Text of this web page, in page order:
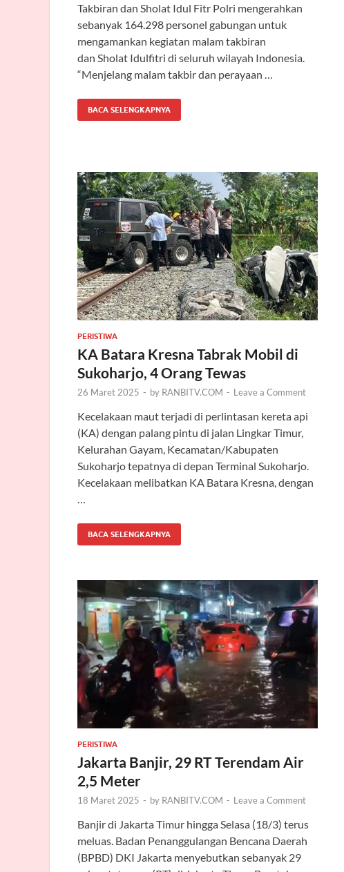
Takbiran dan Sholat Idul Fitr Polri mengerahkan
sebanyak 164.298 personel gabungan untuk
mengamankan kegiatan malam takbiran
dan Sholat Idulfitri di seluruh wilayah Indonesia.
“Menjelang malam takbir dan perayaan …
BACA SELENGKAPNYA
PERISTIWA
KA Batara Kresna Tabrak Mobil di
Sukoharjo, 4 Orang Tewas
26 Maret 2025 - by RANBITV.COM - Leave a Comment
Kecelakaan maut terjadi di perlintasan kereta api
(KA) dengan palang pintu di jalan Lingkar Timur,
Kelurahan Gayam, Kecamatan/Kabupaten
Sukoharjo tepatnya di depan Terminal Sukoharjo.
Kecelakaan melibatkan KA Batara Kresna, dengan
…
BACA SELENGKAPNYA
PERISTIWA
Jakarta Banjir, 29 RT Terendam Air
2,5 Meter
18 Maret 2025 - by RANBITV.COM - Leave a Comment
Banjir di Jakarta Timur hingga Selasa (18/3) terus
meluas. Badan Penanggulangan Bencana Daerah
(BPBD) DKI Jakarta menyebutkan sebanyak 29